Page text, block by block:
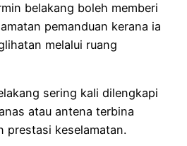
belakang boleh memberi
pemanduan kerana ia
melalui ruang
sering kali dilengkapi
atau antena terbina
prestasi keselamatan.